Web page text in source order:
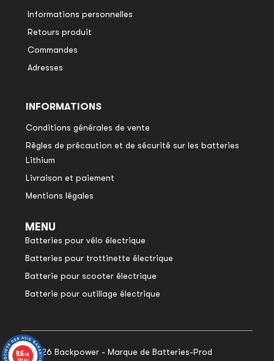
Informations personnelles
Retours produit
Commandes
Adresses
INFORMATIONS
Conditions générales de vente
Règles de précaution et de sécurité sur les batteries
Lithium
Livraison et paiement
Mentions légales
MENU
Batteries pour vélo électrique
Batteries pour trottinette électrique
Batterie pour scooter électrique
Batterie pour outillage électrique
© 2026 Backpower - Marque de Batteries-Prod
9.6/10
1048 avis
9.6/10
1048 avis